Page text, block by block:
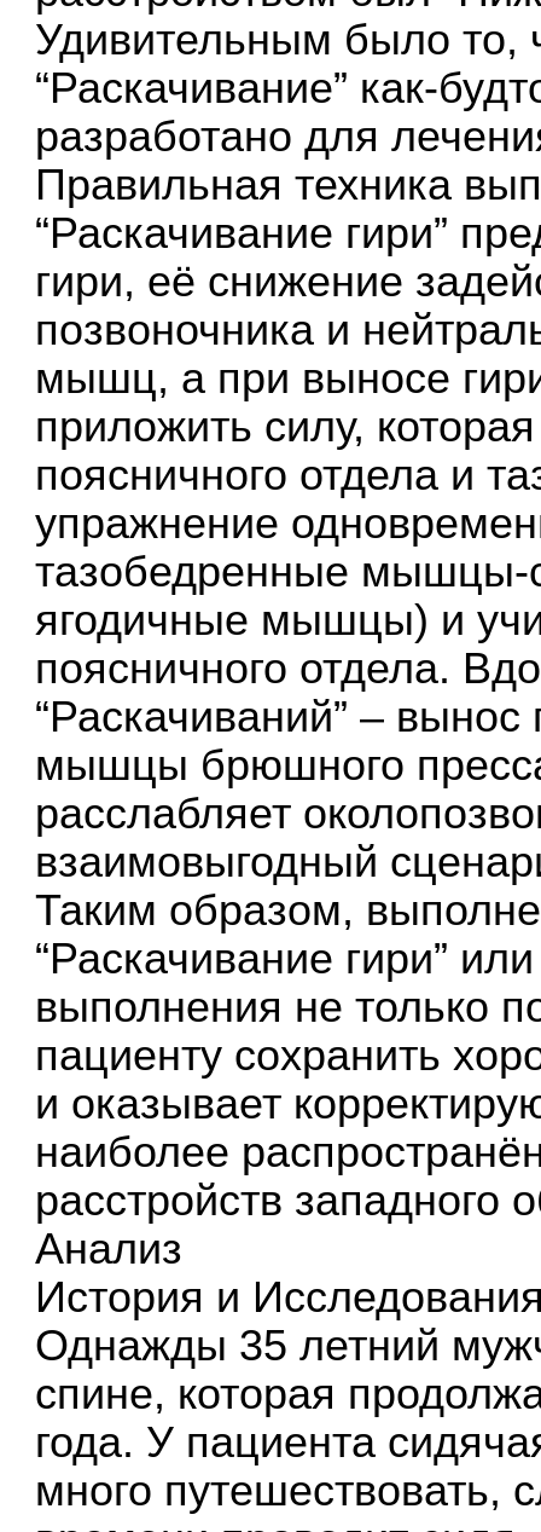
Удивительным было то,
“Раскачивание” как-
разработано для
Правильная техника
“Раскачивание гири”
гири, её снижение
позвоночника и
мышц, а при выносе
приложить силу,
поясничного отдела и
упражнение
тазобедренные мышцы-
ягодичные мышцы) и
поясничного отдела.
“Раскачиваний” –
мышцы брюшного
расслабляет
взаимовыгодный
Таким образом,
“Раскачивание гири”
выполнения не только
пациенту сохранить
и оказывает
наиболее
расстройств западного
Анализ
История и
Однажды 35 летний
спине, которая
года. У пациента
много путешествовать,